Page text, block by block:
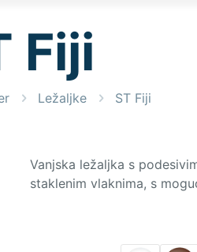
Fiji
Ležaljke ST Fiji
Vanjska ležaljka s
staklenim vlaknima, s